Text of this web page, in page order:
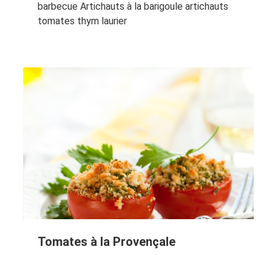
barbecue Artichauts à la barigoule artichauts
tomates thym laurier
Tomates à la Provençale